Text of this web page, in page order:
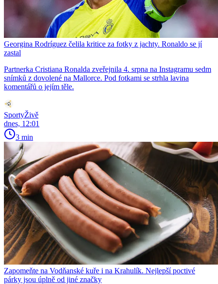
Georgina Rodríguez čelila kritice za fotky z jachty. Ronaldo se jí
zastal
Partnerka Cristiana Ronalda zveřejnila 4. srpna na Instagramu sedm
snímků z dovolené na Mallorce. Pod fotkami se strhla lavina
komentářů o jejím těle.
SportyŽivě
dnes, 12:01
3 min
Zapomeňte na Vodňanské kuře i na Krahulík. Nejlepší poctivé
párky jsou úplně od jiné značky